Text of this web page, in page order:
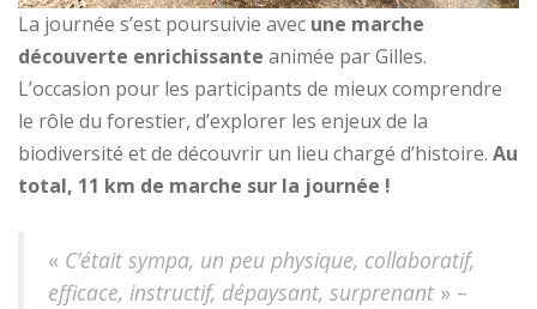
La journée s’est poursuivie avec une marche
découverte enrichissante animée par Gilles.
L’occasion pour les participants de mieux comprendre
le rôle du forestier, d’explorer les enjeux de la
biodiversité et de découvrir un lieu chargé d’histoire. Au
total, 11 km de marche sur la journée !
« C’était sympa, un peu physique, collaboratif,
efficace, instructif, dépaysant, surprenant » –